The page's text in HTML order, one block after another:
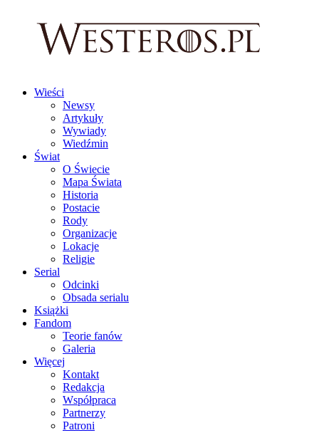
Wieści
Newsy
Artykuły
Wywiady
Wiedźmin
Świat
O Świecie
Mapa Świata
Historia
Postacie
Rody
Organizacje
Lokacje
Religie
Serial
Odcinki
Obsada serialu
Książki
Fandom
Teorie fanów
Galeria
Więcej
Kontakt
Redakcja
Współpraca
Partnerzy
Patroni